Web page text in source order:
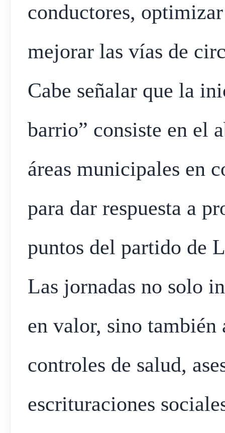
conductores,
mejorar las vías de
Cabe señalar que la
barrio” consiste en el
áreas municipales en
para dar respuesta a
puntos del partido de
Las jornadas no solo
en valor, sino
controles de salud,
escrituraciones